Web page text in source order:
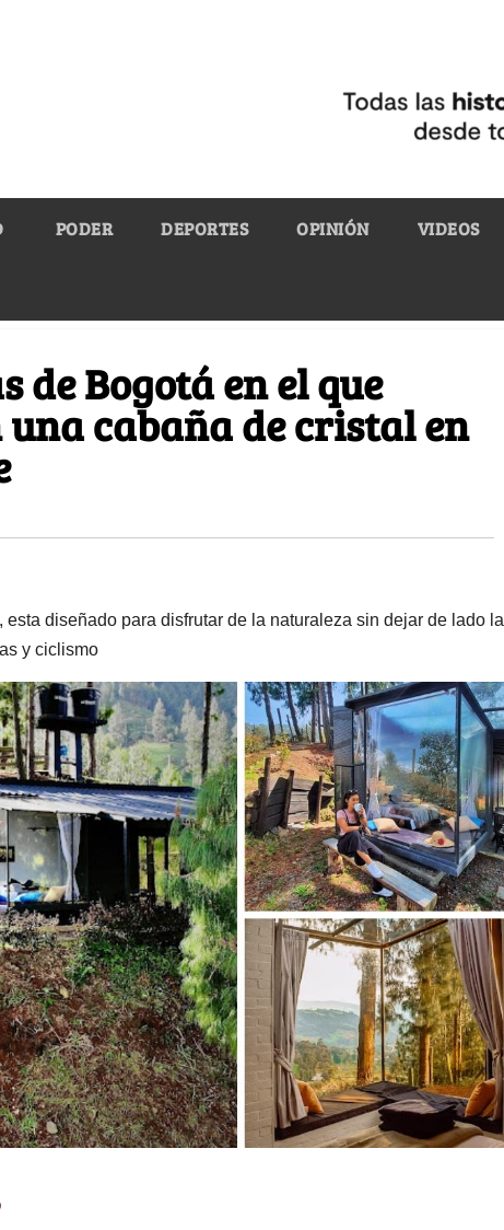
PODER DEPORTES OPINIÓN VIDEOS
de Bogotá en el que
cabaña de cristal en
diseñado para disfrutar de la naturaleza sin dejar de lado la
y ciclismo